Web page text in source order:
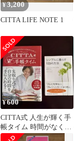
¥3,200
CITTA LIFE NOTE 1
¥600
CITTA式 人生が輝く手
帳タイム 時間がなくて
もやりたいことがすぐ